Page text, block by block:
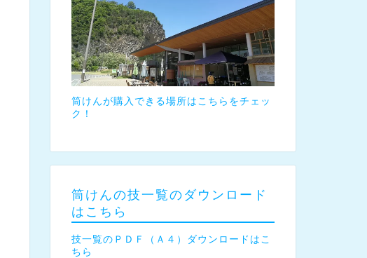
筒けんが購入できる場所はこちらをチェッ
ク！
筒けんの技一覧のダウンロード
はこちら
技一覧のＰＤＦ（Ａ４）ダウンロードはこ
ちら